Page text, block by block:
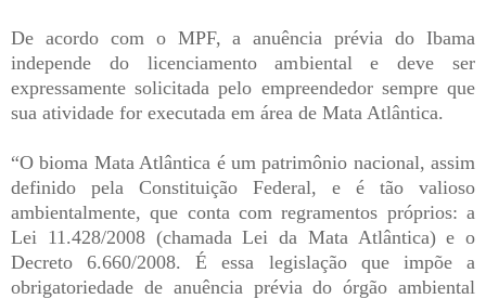
De acordo com o MPF, a anuência prévia do Ibama
independe do licenciamento ambiental e deve ser
expressamente solicitada pelo empreendedor sempre que
sua atividade for executada em área de Mata Atlântica.
“O bioma Mata Atlântica é um patrimônio nacional, assim
definido pela Constituição Federal, e é tão valioso
ambientalmente, que conta com regramentos próprios: a
Lei 11.428/2008 (chamada Lei da Mata Atlântica) e o
Decreto 6.660/2008. É essa legislação que impõe a
obrigatoriedade de anuência prévia do órgão ambiental